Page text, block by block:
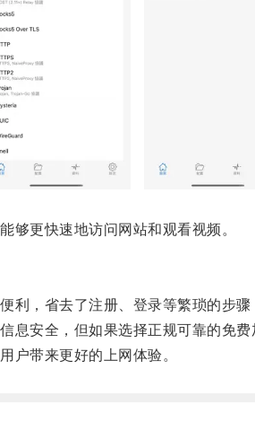
更快速地访问网站和观看视频。
省去了注册、登录等繁琐的步骤
全，但如果选择正规可靠的免费
带来更好的上网体验。